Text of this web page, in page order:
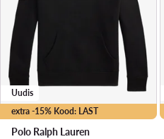
extra -15% Kood: LAST
Uudis
Polo Ralph Lauren